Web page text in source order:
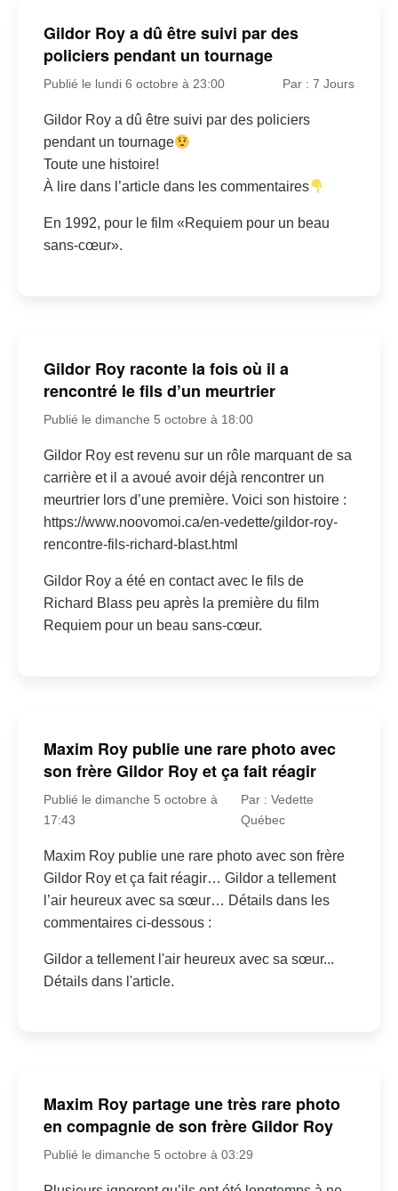
Gildor Roy a dû être suivi par des
policiers pendant un tournage
Publié le lundi 6 octobre à 23:00 Par : 7 Jours
Gildor Roy a dû être suivi par des policiers
pendant un tournage
Toute une histoire!
À lire dans l’article dans les commentaires
En 1992, pour le film «Requiem pour un beau
sans-cœur».
Gildor Roy raconte la fois où il a
rencontré le fils d’un meurtrier
Publié le dimanche 5 octobre à 18:00
Gildor Roy est revenu sur un rôle marquant de sa
carrière et il a avoué avoir déjà rencontrer un
meurtrier lors d’une première. Voici son histoire :
https://www.noovomoi.ca/en-vedette/gildor-roy-
rencontre-fils-richard-blast.html
Gildor Roy a été en contact avec le fils de
Richard Blass peu après la première du film
Requiem pour un beau sans-cœur.
Maxim Roy publie une rare photo avec
son frère Gildor Roy et ça fait réagir
Publié le dimanche 5 octobre à
17:43
Par : Vedette
Québec
Maxim Roy publie une rare photo avec son frère
Gildor Roy et ça fait réagir… Gildor a tellement
l’air heureux avec sa sœur… Détails dans les
commentaires ci-dessous :
Gildor a tellement l'air heureux avec sa sœur...
Détails dans l'article.
Maxim Roy partage une très rare photo
en compagnie de son frère Gildor Roy
Publié le dimanche 5 octobre à 03:29